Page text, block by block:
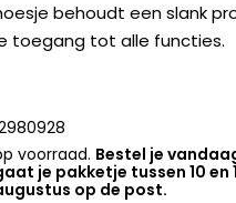
behoudt een slank
toegang tot alle functies.
voorraad. Bestel je
je pakketje tussen 10 en
op de post.